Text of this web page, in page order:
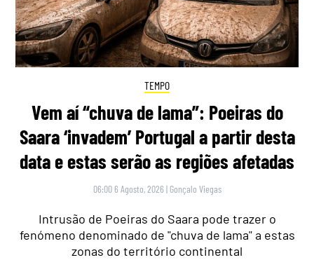
TEMPO
Vem aí “chuva de lama”: Poeiras do
Saara ‘invadem’ Portugal a partir desta
data e estas serão as regiões afetadas
06:00 6 Agosto, 2026 | Gonçalo Viegas
Intrusão de Poeiras do Saara pode trazer o
fenómeno denominado de "chuva de lama" a estas
zonas do território continental